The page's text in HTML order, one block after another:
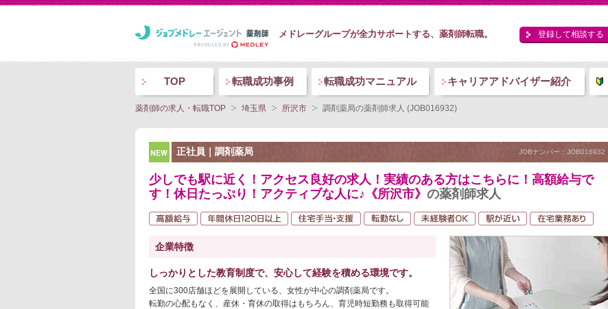
メドレーグループが全力サポートする、薬剤師転職。 登録して相談する
TOP 転職成功事例 転職成功マニュアル キャリアアドバイザー紹介
薬剤師の求人・転職TOP 埼玉県 所沢市 調剤薬局の薬剤師求人 (JOB016932)
NEW
正社員｜調剤薬局 JOBナンバー：JOB016932
少しでも駅に近く！アクセス良好の求人！実績のある方はこちらに！高額給与で
す！休日たっぷり！アクティブな人に♪《所沢市》 の薬剤師求人
企業特徴
しっかりとした教育制度で、安心して経験を積める環境です。
全国に300店舗ほどを展開している、女性が中心の調剤薬局です。
転勤の心配もなく、産休・育休の取得はもちろん、育児時短勤務も取得可能